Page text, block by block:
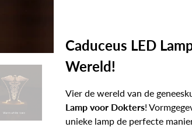
Caduceus LED
Wereld!
Vier de wereld van de
Lamp voor Dokters!
unieke lamp de perfecte